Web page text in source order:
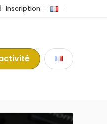
Inscription